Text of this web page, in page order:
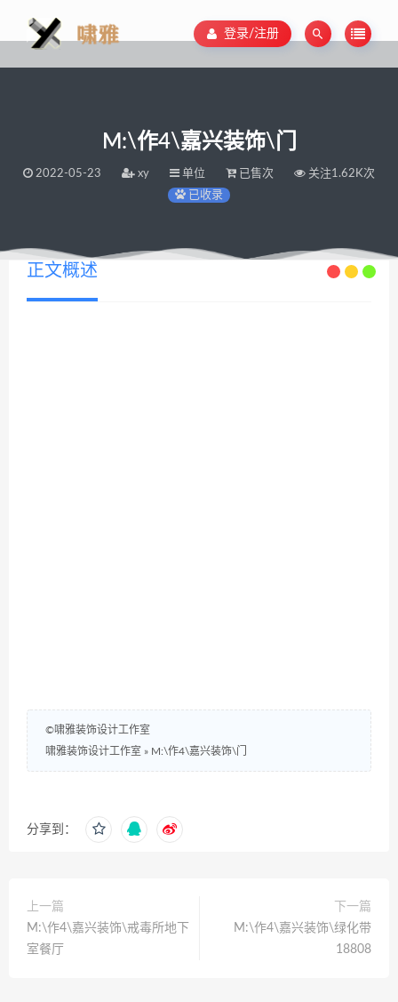
登录/注册
M:\作4\嘉兴装饰\门
2022-05-23 xy 单位 已售次
关注1.62K次
已收录
正文概述
©啸雅装饰设计工作室
啸雅装饰设计工作室 » M:\作4\嘉兴装饰\门
分享到：
上一篇
M:\作4\嘉兴装饰\戒毒所地下
室餐厅
下一篇
M:\作4\嘉兴装饰\绿化带
18808